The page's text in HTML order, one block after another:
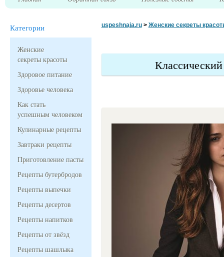
Категории
Женские
секреты красоты
Здоровое питание
Здоровье человека
Как стать
успешным человеком
Кулинарные рецепты
Завтраки рецепты
Приготовление пасты
Рецепты бутербродов
Рецепты выпечки
Рецепты десертов
Рецепты напитков
Рецепты от звёзд
Рецепты шашлыка
uspeshnaja.ru> Женские секреты